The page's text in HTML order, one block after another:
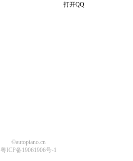
打开QQ
©autopiano.cn
粤ICP备19061906号-1